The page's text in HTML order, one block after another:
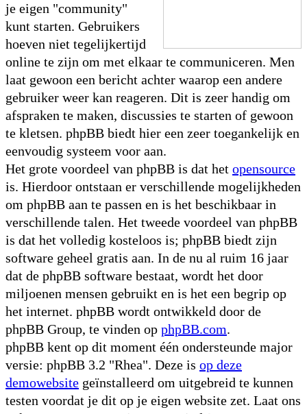
je eigen "community"
kunt starten. Gebruikers
hoeven niet tegelijkertijd
online te zijn om met elkaar te communiceren. Men
laat gewoon een bericht achter waarop een andere
gebruiker weer kan reageren. Dit is zeer handig om
afspraken te maken, discussies te starten of gewoon
te kletsen. phpBB biedt hier een zeer toegankelijk en
eenvoudig systeem voor aan.
Het grote voordeel van phpBB is dat het opensource
is. Hierdoor ontstaan er verschillende mogelijkheden
om phpBB aan te passen en is het beschikbaar in
verschillende talen. Het tweede voordeel van phpBB
is dat het volledig kosteloos is; phpBB biedt zijn
software geheel gratis aan. In de nu al ruim 16 jaar
dat de phpBB software bestaat, wordt het door
miljoenen mensen gebruikt en is het een begrip op
het internet. phpBB wordt ontwikkeld door de
phpBB Group, te vinden op phpBB.com.
phpBB kent op dit moment één ondersteunde major
versie: phpBB 3.2 "Rhea". Deze is op deze
demowebsite geïnstalleerd om uitgebreid te kunnen
testen voordat je dit op je eigen website zet. Laat ons